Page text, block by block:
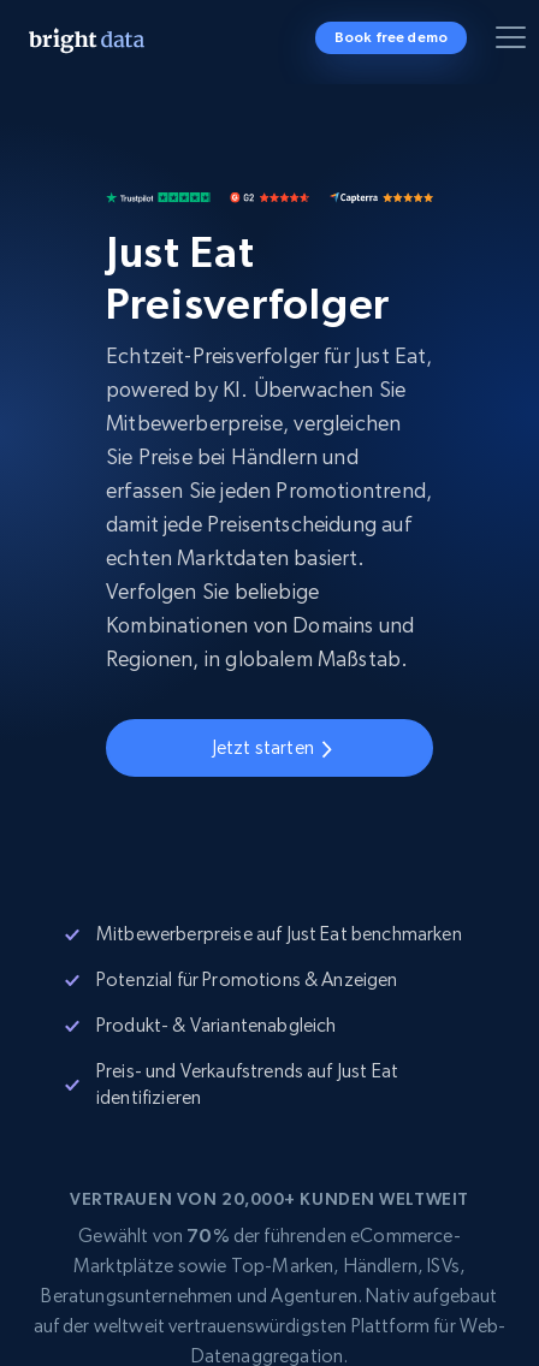
Book free demo
Just Eat
Preisverfolger
Echtzeit-Preisverfolger für Just Eat,
powered by KI. Überwachen Sie
Mitbewerberpreise, vergleichen
Sie Preise bei Händlern und
erfassen Sie jeden Promotiontrend,
damit jede Preisentscheidung auf
echten Marktdaten basiert.
Verfolgen Sie beliebige
Kombinationen von Domains und
Regionen, in globalem Maßstab.
Jetzt starten
Mitbewerberpreise auf Just Eat benchmarken
Potenzial für Promotions & Anzeigen
Produkt- & Variantenabgleich
Preis- und Verkaufstrends auf Just Eat
identifizieren
VERTRAUEN VON 20,000+ KUNDEN WELTWEIT
Gewählt von 70% der führenden eCommerce-
Marktplätze sowie Top-Marken, Händlern, ISVs,
Beratungsunternehmen und Agenturen. Nativ aufgebaut
auf der weltweit vertrauenswürdigsten Plattform für Web-
Datenaggregation.